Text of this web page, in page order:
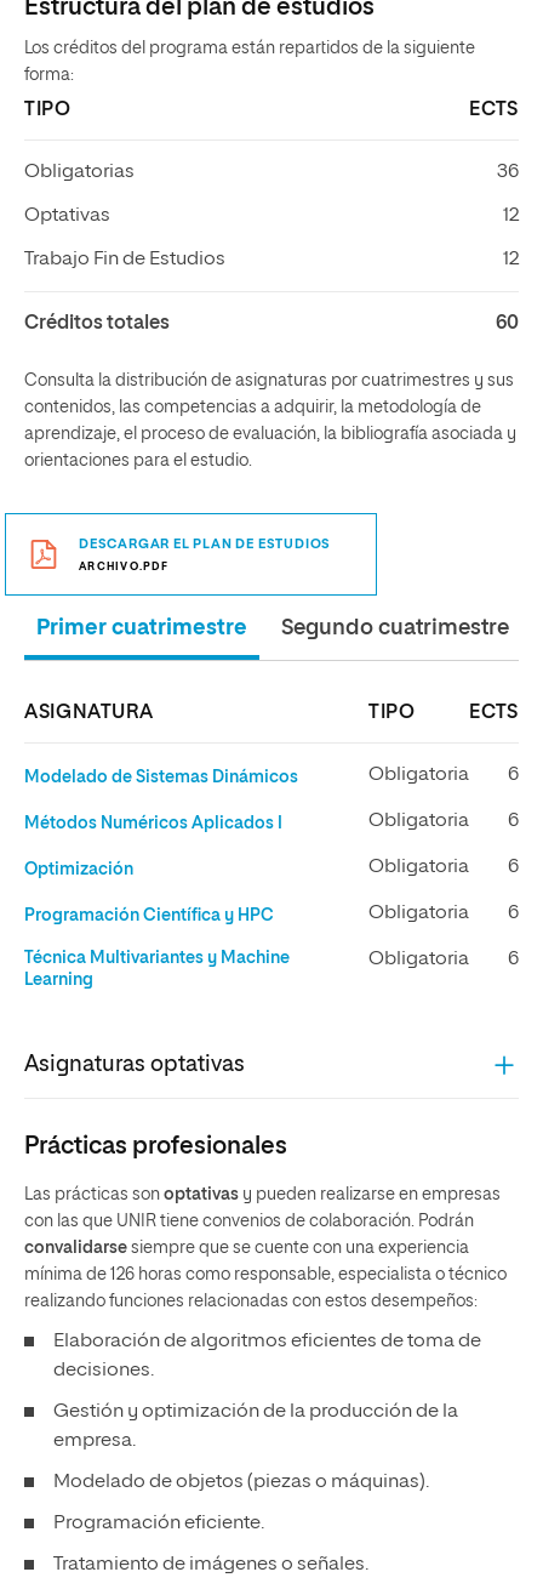
Estructura del plan de estudios
Los créditos del programa están repartidos de la siguiente
forma:
TIPO ECTS
Obligatorias 36
Optativas 12
Trabajo Fin de Estudios 12
Créditos totales 60
Consulta la distribución de asignaturas por cuatrimestres y sus
contenidos, las competencias a adquirir, la metodología de
aprendizaje, el proceso de evaluación, la bibliografía asociada y
orientaciones para el estudio.
DESCARGAR EL PLAN DE ESTUDIOS
ARCHIVO.PDF
Primer cuatrimestre Segundo cuatrimestre
ASIGNATURA TIPO ECTS
Modelado de Sistemas Dinámicos Obligatoria 6
Métodos Numéricos Aplicados I Obligatoria 6
Optimización Obligatoria 6
Programación Científica y HPC Obligatoria 6
Técnica Multivariantes y Machine
Learning
Obligatoria 6
Asignaturas optativas
Prácticas profesionales
Las prácticas son optativas y pueden realizarse en empresas
con las que UNIR tiene convenios de colaboración. Podrán
convalidarse siempre que se cuente con una experiencia
mínima de 126 horas como responsable, especialista o técnico
realizando funciones relacionadas con estos desempeños:
Elaboración de algoritmos eficientes de toma de
decisiones.
Gestión y optimización de la producción de la
empresa.
Modelado de objetos (piezas o máquinas).
Programación eficiente.
Tratamiento de imágenes o señales.